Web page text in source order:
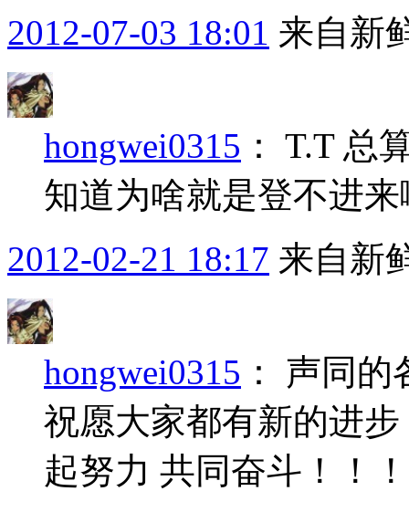
2012-07-03 18:01 来自新
hongwei0315 ： T.T 总
知道为啥就是登不进来
2012-02-21 18:17 来自新
hongwei0315 ： 声同的
祝愿大家都有新的进
起努力 共同奋斗！！